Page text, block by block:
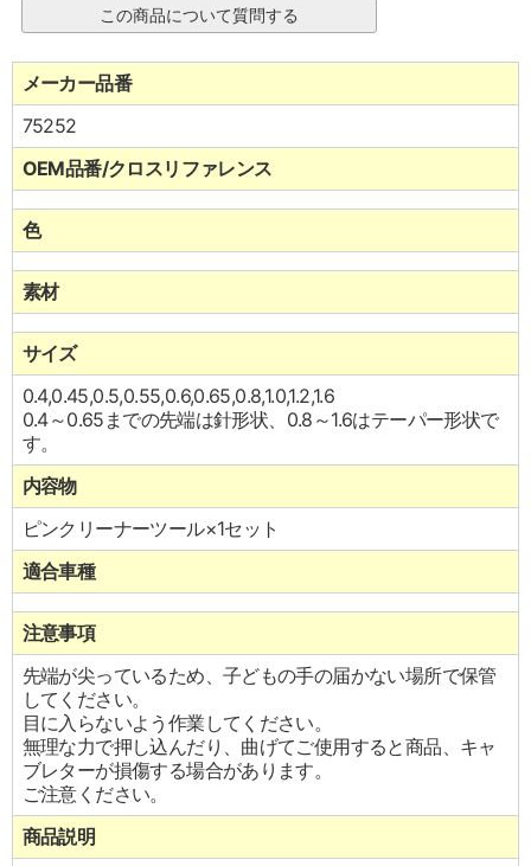
メーカー品番
75252
OEM品番/クロスリファレンス
色
素材
サイズ
0.4,0.45,0.5,0.55,0.6,0.65,0.8,1.0,1.2,1.6
0.4～0.65までの先端は針形状、0.8～1.6はテーパー形状で
す。
内容物
ピンクリーナーツール×1セット
適合車種
注意事項
先端が尖っているため、子どもの手の届かない場所で保管
してください。
目に入らないよう作業してください。
無理な力で押し込んだり、曲げてご使用すると商品、キャ
ブレターが損傷する場合があります。
ご注意ください。
商品説明